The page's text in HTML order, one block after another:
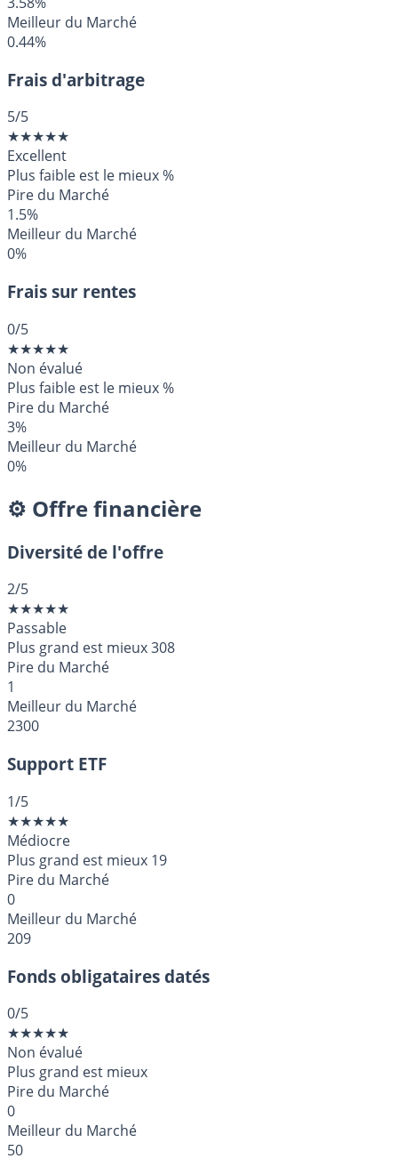
Meilleur du Marché
0.44%
Frais d'arbitrage
5/5
★★★★★
Excellent
Plus faible est le mieux%
Pire du Marché
1.5%
Meilleur du Marché
0%
Frais sur rentes
0/5
★★★★★
Non évalué
Plus faible est le mieux%
Pire du Marché
3%
Meilleur du Marché
0%
⚙️ Offre financière
Diversité de l'offre
2/5
★★★★★
Passable
Plus grand est mieux308
Pire du Marché
1
Meilleur du Marché
2300
Support ETF
1/5
★★★★★
Médiocre
Plus grand est mieux 19
Pire du Marché
0
Meilleur du Marché
209
Fonds obligataires datés
0/5
★★★★★
Non évalué
Plus grand est mieux
Pire du Marché
0
Meilleur du Marché
50